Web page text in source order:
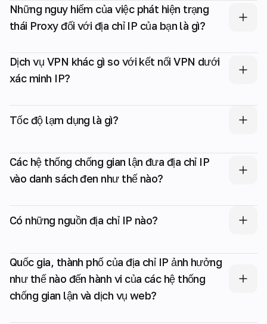
Những nguy hiểm của việc phát hiện trạng
thái Proxy đối với địa chỉ IP của bạn là gì?
Dịch vụ VPN khác gì so với kết nối VPN dưới
xác minh IP?
Tốc độ lạm dụng là gì?
Các hệ thống chống gian lận đưa địa chỉ IP
vào danh sách đen như thế nào?
Có những nguồn địa chỉ IP nào?
Quốc gia, thành phố của địa chỉ IP ảnh hưởng
như thế nào đến hành vi của các hệ thống
chống gian lận và dịch vụ web?